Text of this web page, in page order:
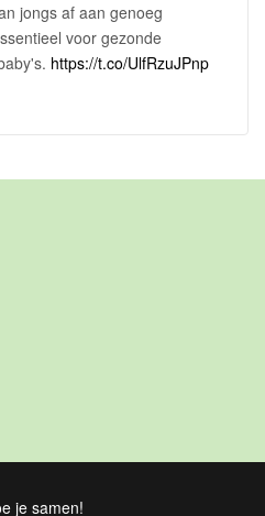
jongs af aan genoeg
voor gezonde
https://t.co/UlfRzuJPnp
je samen!